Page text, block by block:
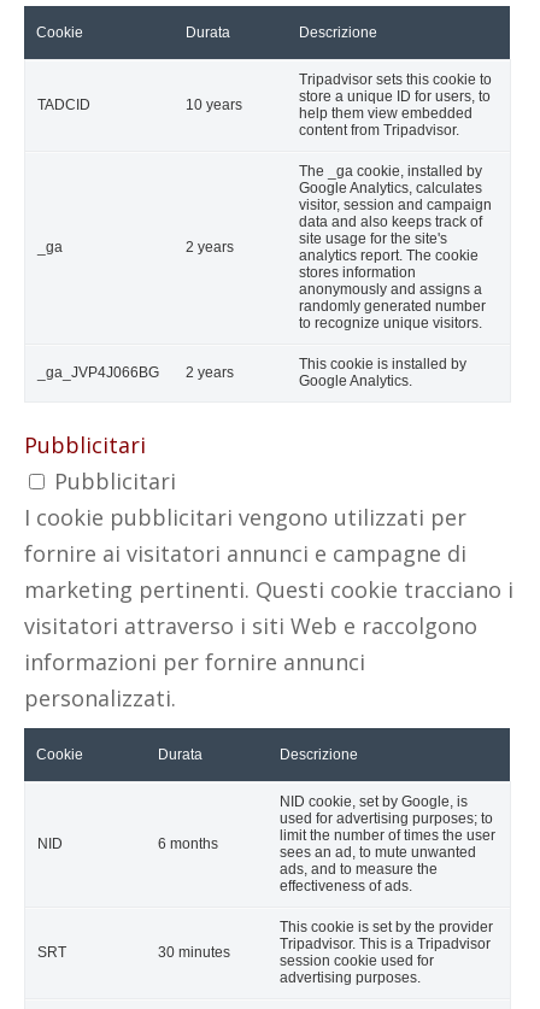
Cookie Durata Descrizione
TADCID 10 years
Tripadvisor sets this cookie to
store a unique ID for users, to
help them view embedded
content from Tripadvisor.
_ga 2 years
The _ga cookie, installed by
Google Analytics, calculates
visitor, session and campaign
data and also keeps track of
site usage for the site's
analytics report. The cookie
stores information
anonymously and assigns a
randomly generated number
to recognize unique visitors.
_ga_JVP4J066BG 2 years
This cookie is installed by
Google Analytics.
Pubblicitari
Pubblicitari
I cookie pubblicitari vengono utilizzati per
fornire ai visitatori annunci e campagne di
marketing pertinenti. Questi cookie tracciano i
visitatori attraverso i siti Web e raccolgono
informazioni per fornire annunci
personalizzati.
Cookie Durata Descrizione
NID 6 months
NID cookie, set by Google, is
used for advertising purposes; to
limit the number of times the user
sees an ad, to mute unwanted
ads, and to measure the
effectiveness of ads.
SRT 30 minutes
This cookie is set by the provider
Tripadvisor. This is a Tripadvisor
session cookie used for
advertising purposes.